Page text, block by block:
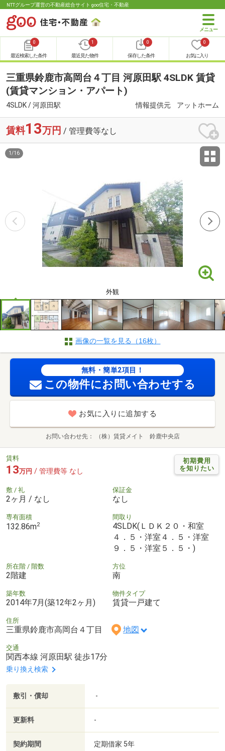
NTTグループ運営の不動産総合サイト goo住宅・不動産
0
最近検索した条件
1
最近見た物件
0
保存した条件
0
お気に入り
三重県鈴鹿市高岡台４丁目 河原田駅 4SLDK 賃貸
(賃貸マンション・アパート)
4SLDK / 河原田駅 情報提供元 アットホーム
賃料13万円 / 管理費等なし
外観
1 /16
画像の一覧を見る（16枚）
無料・簡単2項目！
この物件にお問い合わせする
お気に入りに追加する
お問い合わせ先 （株）賃貸メイト 鈴鹿中央店
初期費用
を知りたい
賃料
13万円 / 管理費等 なし
敷 / 礼
2ヶ月 / なし
保証金
なし
専有面積
132.86m2
間取り
4SLDK(ＬＤＫ２０・和室
４．５・洋室４．５・洋室
９．５・洋室５．５・)
所在階 / 階数
2階建
方位
南
築年数
2014年7月(築12年2ヶ月)
物件タイプ
賃貸一戸建て
住所
三重県鈴鹿市高岡台４丁目 地図
交通
関西本線 河原田駅 徒歩17分
乗り換え検索
敷引・償却 -
更新料 -
契約期間 定期借家 5年